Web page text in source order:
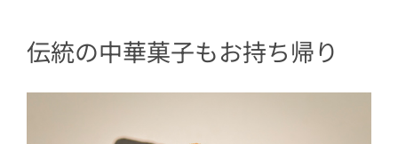
伝統の中華菓子もお持ち帰り